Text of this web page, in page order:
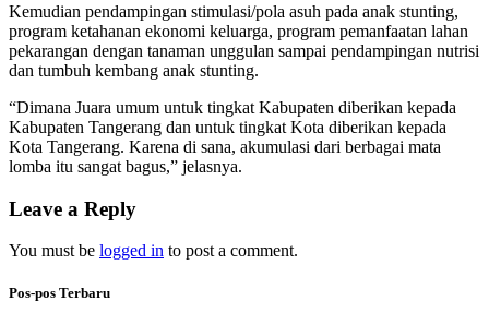
Kemudian pendampingan stimulasi/pola asuh pada anak stunting,
program ketahanan ekonomi keluarga, program pemanfaatan lahan
pekarangan dengan tanaman unggulan sampai pendampingan nutrisi
dan tumbuh kembang anak stunting.
“Dimana Juara umum untuk tingkat Kabupaten diberikan kepada
Kabupaten Tangerang dan untuk tingkat Kota diberikan kepada
Kota Tangerang. Karena di sana, akumulasi dari berbagai mata
lomba itu sangat bagus,” jelasnya.
Leave a Reply
You must be logged in to post a comment.
Pos-pos Terbaru